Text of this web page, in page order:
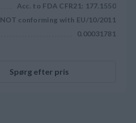
Acc. to FDA CFR21: 177.1550
NOT conforming with EU/10/2011
0.00031781
Spørg efter pris